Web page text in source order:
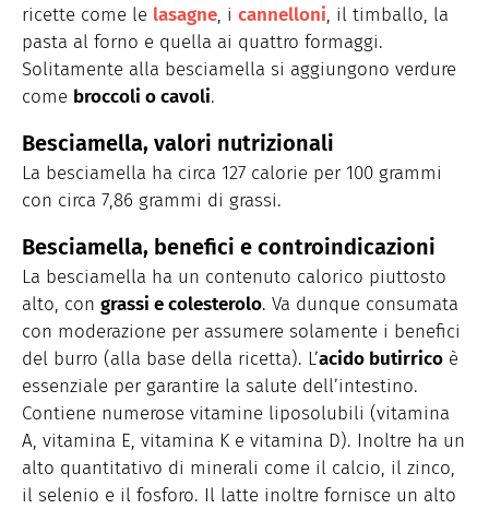
ricette come le lasagne, i cannelloni, il timballo, la
pasta al forno e quella ai quattro formaggi.
Solitamente alla besciamella si aggiungono verdure
come broccoli o cavoli.
Besciamella, valori nutrizionali
La besciamella ha circa 127 calorie per 100 grammi
con circa 7,86 grammi di grassi.
Besciamella, benefici e controindicazioni
La besciamella ha un contenuto calorico piuttosto
alto, con grassi e colesterolo. Va dunque consumata
con moderazione per assumere solamente i benefici
del burro (alla base della ricetta). L’acido butirrico è
essenziale per garantire la salute dell’intestino.
Contiene numerose vitamine liposolubili (vitamina
A, vitamina E, vitamina K e vitamina D). Inoltre ha un
alto quantitativo di minerali come il calcio, il zinco,
il selenio e il fosforo. Il latte inoltre fornisce un alto